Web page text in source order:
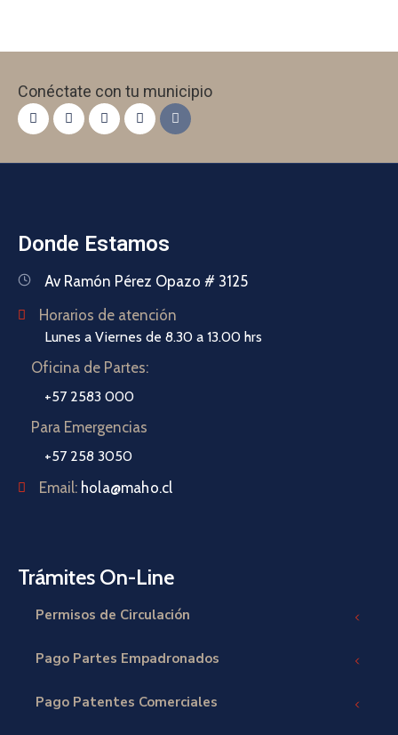
Conéctate con tu municipio
Donde Estamos
Av Ramón Pérez Opazo # 3125
Horarios de atención
Lunes a Viernes de 8.30 a 13.00 hrs
Oficina de Partes:
+57 2583 000
Para Emergencias
+57 258 3050
Email: hola@maho.cl
Trámites On-Line
Permisos de Circulación
Pago Partes Empadronados
Pago Patentes Comerciales